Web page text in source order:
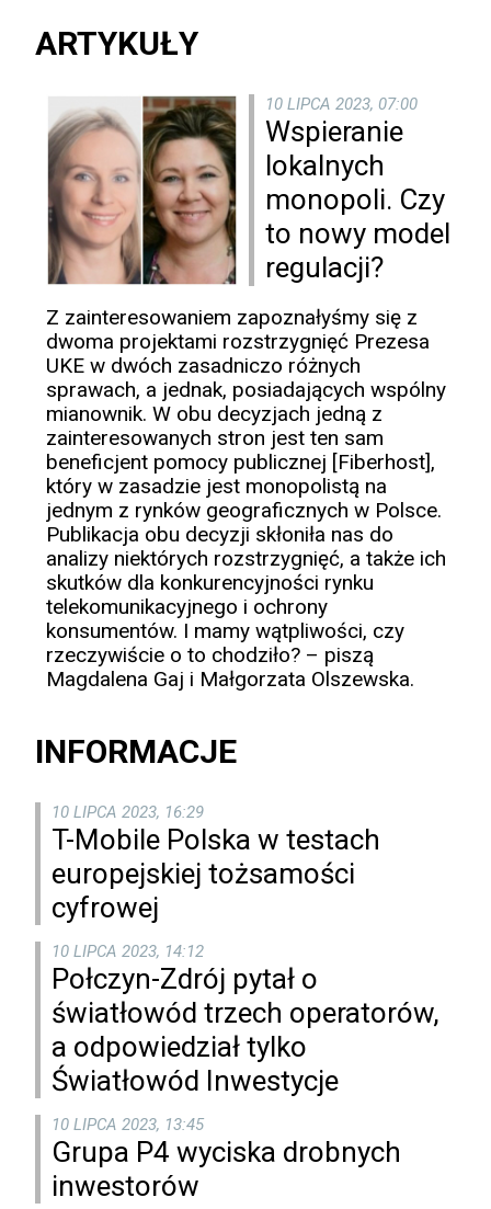
ARTYKUŁY
10 LIPCA 2023, 07:00
Wspieranie
lokalnych
monopoli. Czy
to nowy model
regulacji?
Z zainteresowaniem zapoznałyśmy się z
dwoma projektami rozstrzygnięć Prezesa
UKE w dwóch zasadniczo różnych
sprawach, a jednak, posiadających wspólny
mianownik. W obu decyzjach jedną z
zainteresowanych stron jest ten sam
beneficjent pomocy publicznej [Fiberhost],
który w zasadzie jest monopolistą na
jednym z rynków geograficznych w Polsce.
Publikacja obu decyzji skłoniła nas do
analizy niektórych rozstrzygnięć, a także ich
skutków dla konkurencyjności rynku
telekomunikacyjnego i ochrony
konsumentów. I mamy wątpliwości, czy
rzeczywiście o to chodziło? – piszą
Magdalena Gaj i Małgorzata Olszewska.
INFORMACJE
10 LIPCA 2023, 16:29
T-Mobile Polska w testach
europejskiej tożsamości
cyfrowej
10 LIPCA 2023, 14:12
Połczyn-Zdrój pytał o
światłowód trzech operatorów,
a odpowiedział tylko
Światłowód Inwestycje
10 LIPCA 2023, 13:45
Grupa P4 wyciska drobnych
inwestorów